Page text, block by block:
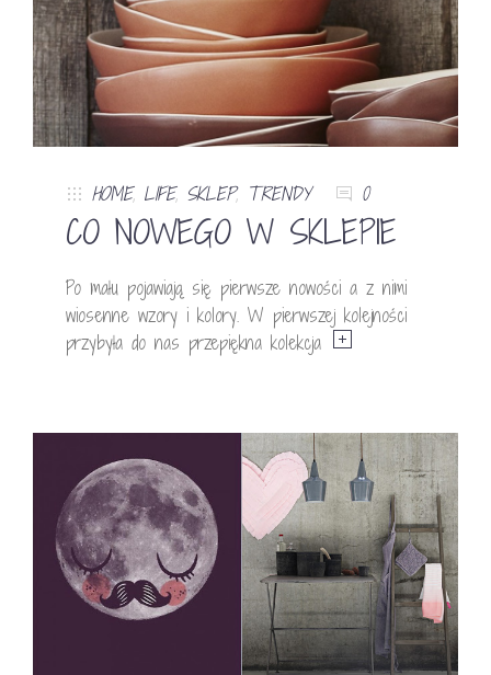
HOME, LIFE, SKLEP, TRENDY 0
CO NOWEGO W SKLEPIE
Po mału pojawiają się pierwsze nowości a z nimi
wiosenne wzory i kolory. W pierwszej kolejności
przybyła do nas przepiękna kolekcja